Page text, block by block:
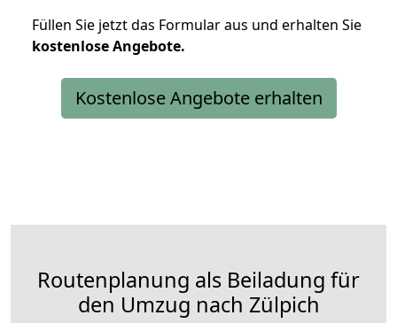
Füllen Sie jetzt das Formular aus und erhalten Sie
kostenloseAngebote.
Kostenlose Angebote erhalten
Routenplanung als Beiladung für
den Umzug nach Zülpich